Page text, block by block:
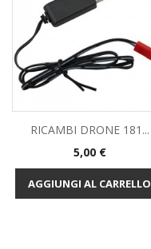
RICAMBI DRONE 181...
Prezzo
5,00 €
AGGIUNGI AL CARRELLO